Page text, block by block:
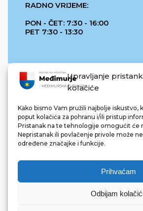
Upravljanje
kolačiće
Kako bismo Vam pružili najbolje
poput kolačića za pohranu i/ili pristup
Pristanak na te tehnologije omogućit će
Nepristanak ili povlačenje privole može
određene značajke i funkcije.
Prihvaćam
Odbijam
RADNO VRIJEME:
PON - ČET: 7:30 - 16:00
PET 7:30 - 13:30
REPUBLIKA
© 2022 Međimurska županija. Sva